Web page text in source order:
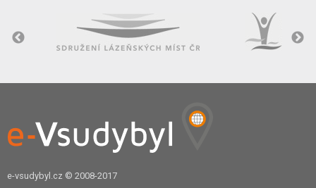
e-vsudybyl.cz © 2008-2017